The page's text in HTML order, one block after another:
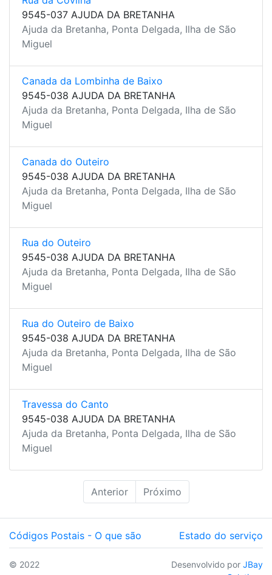
9545-037 AJUDA DA BRETANHA
Ajuda da Bretanha, Ponta Delgada, Ilha de São
Miguel
Canada da Lombinha de Baixo
9545-038 AJUDA DA BRETANHA
Ajuda da Bretanha, Ponta Delgada, Ilha de São
Miguel
Canada do Outeiro
9545-038 AJUDA DA BRETANHA
Ajuda da Bretanha, Ponta Delgada, Ilha de São
Miguel
Rua do Outeiro
9545-038 AJUDA DA BRETANHA
Ajuda da Bretanha, Ponta Delgada, Ilha de São
Miguel
Rua do Outeiro de Baixo
9545-038 AJUDA DA BRETANHA
Ajuda da Bretanha, Ponta Delgada, Ilha de São
Miguel
Travessa do Canto
9545-038 AJUDA DA BRETANHA
Ajuda da Bretanha, Ponta Delgada, Ilha de São
Miguel
Anterior Próximo
Códigos Postais - O que são Estado do serviço
© 2022 Desenvolvido por JBay